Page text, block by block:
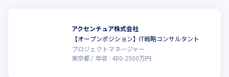
アクセンチュア株式会社
【オープンポジション】IT戦略コンサルタント
プロジェクトマネージャー
東京都
年収 : 480-2500万円